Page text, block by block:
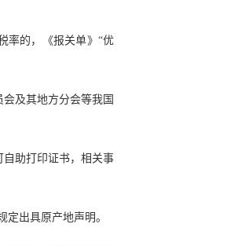
的，《报关单》“优
及其地方分会等我国
助打印证书，相关事
出具原产地声明。